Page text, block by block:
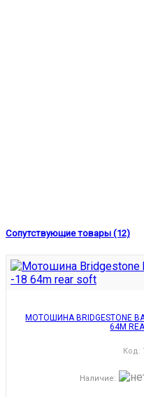
Сопутствующие товары (12)
МОТОШИНА BRIDGESTONE
64M
Код:
Наличие: